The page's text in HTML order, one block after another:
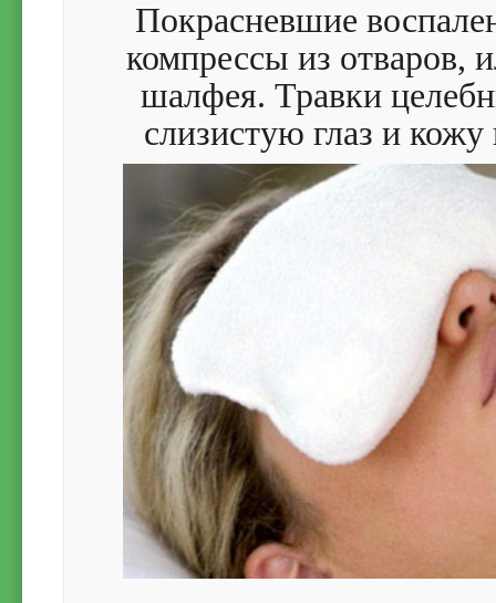
Покрасневшие
компрессы из отваров,
шалфея. Травки
слизистую глаз и